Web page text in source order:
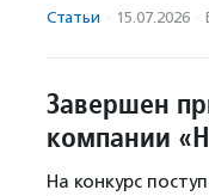
Статьи · 15.07.2026 ·
Завершен
компании
На конкурс